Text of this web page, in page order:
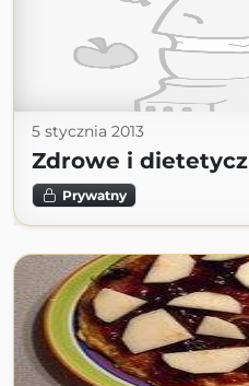
5 stycznia 2013
Zdrowe i
Prywatny